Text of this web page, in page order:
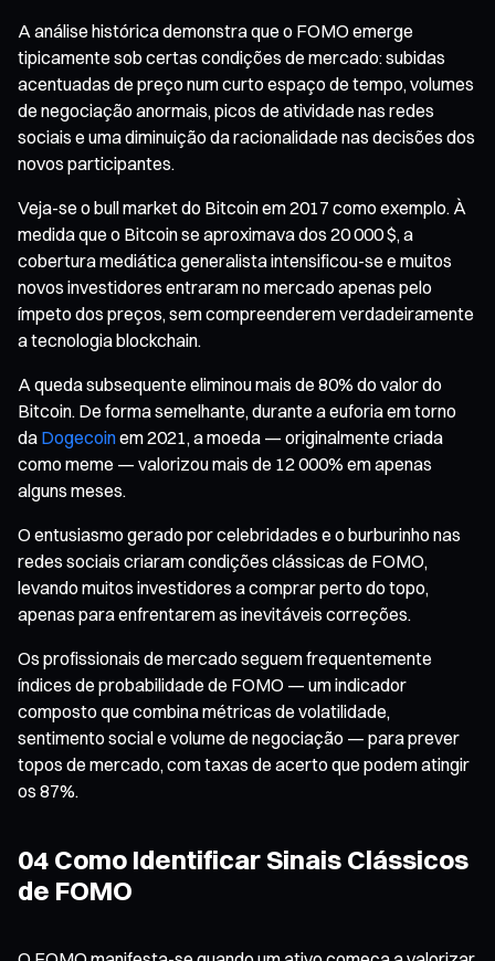
A análise histórica demonstra que o FOMO emerge
tipicamente sob certas condições de mercado: subidas
acentuadas de preço num curto espaço de tempo, volumes
de negociação anormais, picos de atividade nas redes
sociais e uma diminuição da racionalidade nas decisões dos
novos participantes.
Veja-se o bull market do Bitcoin em 2017 como exemplo. À
medida que o Bitcoin se aproximava dos 20 000 $, a
cobertura mediática generalista intensificou-se e muitos
novos investidores entraram no mercado apenas pelo
ímpeto dos preços, sem compreenderem verdadeiramente
a tecnologia blockchain.
A queda subsequente eliminou mais de 80% do valor do
Bitcoin. De forma semelhante, durante a euforia em torno
da Dogecoinem 2021, a moeda — originalmente criada
como meme — valorizou mais de 12 000% em apenas
alguns meses.
O entusiasmo gerado por celebridades e o burburinho nas
redes sociais criaram condições clássicas de FOMO,
levando muitos investidores a comprar perto do topo,
apenas para enfrentarem as inevitáveis correções.
Os profissionais de mercado seguem frequentemente
índices de probabilidade de FOMO — um indicador
composto que combina métricas de volatilidade,
sentimento social e volume de negociação — para prever
topos de mercado, com taxas de acerto que podem atingir
os 87%.
04 Como Identificar Sinais Clássicos
de FOMO